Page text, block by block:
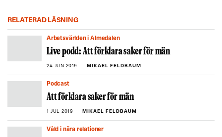
RELATERAD LÄSNING
Arbetsvärlden i Almedalen
Live podd: Att förklara saker för män
24 JUN 2019 MIKAEL FELDBAUM
Podcast
Att förklara saker för män
1 JUL 2019 MIKAEL FELDBAUM
Våld i nära relationer